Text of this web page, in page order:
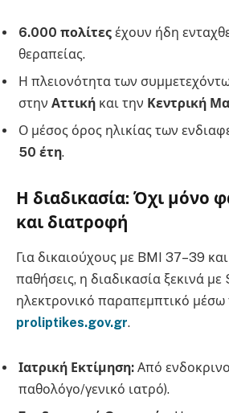
6.000 πολίτες έχουν ήδη
θεραπείας.
Η πλειονότητα των
στην Αττική και την Κεντρική
Ο μέσος όρος ηλικίας των
50 έτη.
Η διαδικασία: Όχι μόνο
και διατροφή
Για δικαιούχους με BMI 37–39
παθήσεις, η διαδικασία ξεκινά με
ηλεκτρονικό παραπεμπτικό μέσω
proliptikes.gov.gr.
Ιατρική Εκτίμηση: Από
παθολόγο/γενικό ιατρό).